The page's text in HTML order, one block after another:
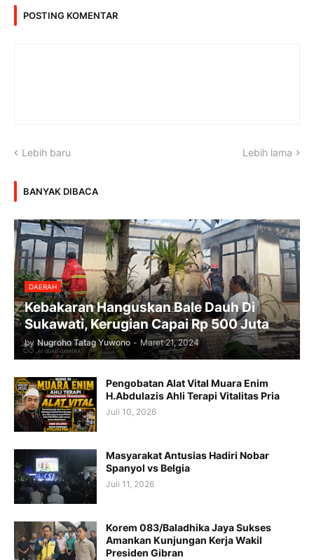
POSTING KOMENTAR
Lebih baru Lebih lama
BANYAK DIBACA
DAERAH
Kebakaran Hanguskan Bale Dauh Di
Sukawati, Kerugian Capai Rp 500 Juta
by Nugroho Tatag Yuwono - Maret 21, 2024
Pengobatan Alat Vital Muara Enim
H.Abdulazis Ahli Terapi Vitalitas Pria
Juli 10, 2026
Masyarakat Antusias Hadiri Nobar
Spanyol vs Belgia
Juli 11, 2026
Korem 083/Baladhika Jaya Sukses
Amankan Kunjungan Kerja Wakil
Presiden Gibran